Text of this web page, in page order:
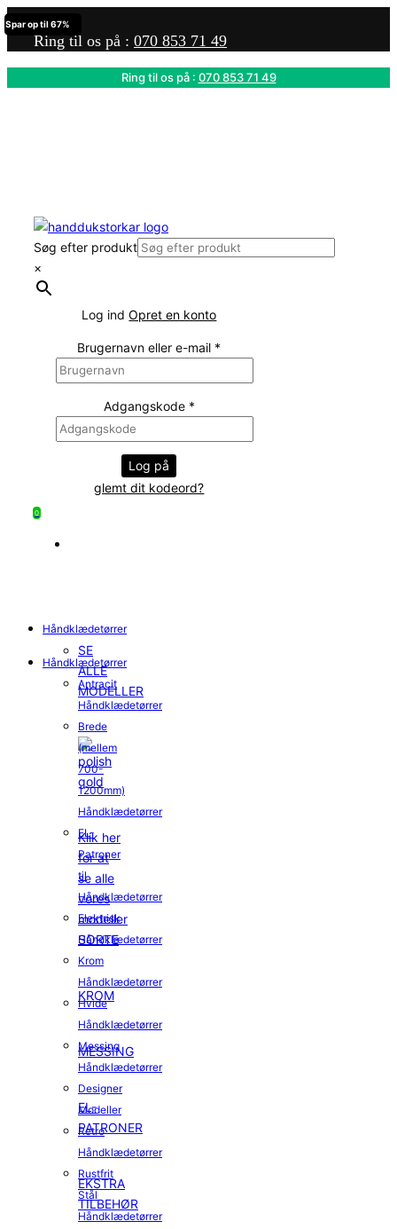
Ring til os på : 070 853 71 49
Ring til os på : 070 853 71 49
Søg efter produkt
×
Log ind Opret en konto
Brugernavn eller e-mail *
Adgangskode *
Log på
glemt dit kodeord?
0
Håndklædetørrer
SE
ALLE
MODELLER
Klik her
for at
se alle
vores
modeller
SORTE
KROM
MESSING
EL-
PATRONER
EKSTRA
TILBEHØR
Håndklædetørrer
Antracit
Håndklædetørrer
Brede
(mellem
700-
1200mm)
Håndklædetørrer
EL-
Patroner
til
Håndklædetørrer
Elektrisk
Håndklædetørrer
Krom
Håndklædetørrer
Hvide
Håndklædetørrer
Messing
Håndklædetørrer
Designer
Modeller
Retro
Håndklædetørrer
Rustfrit
Stål
Håndklædetørrer
Spar op til 67%